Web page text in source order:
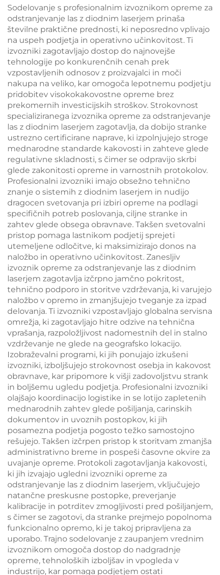
nm za oblikovanje
telesa in izgubo teže
Sodelovanje s profesionalnim izvoznikom opreme za
odstranjevanje las z diodnim laserjem prinaša
številne praktične prednosti, ki neposredno vplivajo
na uspeh podjetja in operativno učinkovitost. Ti
izvozniki zagotavljajo dostop do najnovejše
tehnologije po konkurenčnih cenah prek
vzpostavljenih odnosov z proizvajalci in moči
nakupa na veliko, kar omogoča lepotnemu podjetju
pridobitev visokokakovostne opreme brez
prekomernih investicijskih stroškov. Strokovnost
specializiranega izvoznika opreme za odstranjevanje
las z diodnim laserjem zagotavlja, da dobijo stranke
ustrezno certificirane naprave, ki izpolnjujejo stroge
mednarodne standarde kakovosti in zahteve glede
regulativne skladnosti, s čimer se odpravijo skrbi
glede zakonitosti opreme in varnostnih protokolov.
Profesionalni izvozniki imajo obsežno tehnično
znanje o sistemih z diodnim laserjem in nudijo
dragocen svetovanja pri izbiri opreme na podlagi
specifičnih potreb poslovanja, ciljne stranke in
zahtev glede obsega obravnave. Takšen svetovalni
pristop pomaga lastnikom podjetij sprejeti
utemeljene odločitve, ki maksimizirajo donos na
naložbo in operativno učinkovitost. Zanesljiv
izvoznik opreme za odstranjevanje las z diodnim
laserjem zagotavlja izčrpno jamčno pokritost,
tehnično podporo in storitve vzdrževanja, ki varujejo
naložbo v opremo in zmanjšujejo tveganje za izpad
delovanja. Ti izvozniki vzpostavljajo globalna servisna
omrežja, ki zagotavljajo hitre odzive na tehnična
vprašanja, razpoložljivost nadomestnih del in stalno
vzdrževanje ne glede na geografsko lokacijo.
Izobraževalni programi, ki jih ponujajo izkušeni
izvozniki, izboljšujejo strokovnost osebja in kakovost
obravnave, kar pripomore k višji zadovoljstvu strank
in boljšemu ugledu podjetja. Profesionalni izvozniki
olajšajo koordinacijo logistike in se lotijo zapletenih
mednarodnih zahtev glede pošiljanja, carinskih
dokumentov in uvoznih postopkov, ki jih
posamezna podjetja pogosto težko samostojno
rešujejo. Takšen izčrpen pristop k storitvam zmanjša
administrativno breme in pospeši časovne okvire za
uvajanje opreme. Protokoli zagotavljanja kakovosti,
ki jih izvajajo ugledni izvozniki opreme za
odstranjevanje las z diodnim laserjem, vključujejo
natančne preskusne postopke, preverjanje
kalibracije in potrditev zmogljivosti pred pošiljanjem,
s čimer se zagotovi, da stranke prejmejo popolnoma
funkcionalno opremo, ki je takoj pripravljena za
uporabo. Trajno sodelovanje z zaupanjem vrednim
izvoznikom omogoča dostop do nadgradnje
opreme, tehnoloških izboljšav in vpogleda v
industrijo, kar pomaga podjetjem ostati